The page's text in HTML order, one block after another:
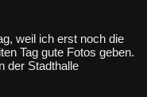
weil ich erst noch die
Tag gute Fotos geben.
der Stadthalle